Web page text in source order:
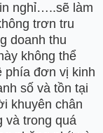
nghỉ…..sẽ làm
trơn tru
doanh thu
không thể
phía đơn vị kinh
số và tồn tại
khuyên chân
và trong quá